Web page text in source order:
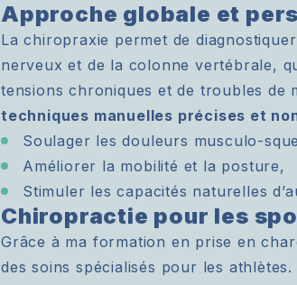
Approche globale et
La chiropraxie permet de
nerveux et de la colonne vertébrale,
tensions chroniques et de troubles de
techniques manuelles précises et
Soulager les douleurs musculo-
Améliorer la mobilité et la posture,
Stimuler les capacités naturelles
Chiropractie pour les
Grâce à ma formation en prise en
des soins spécialisés pour les